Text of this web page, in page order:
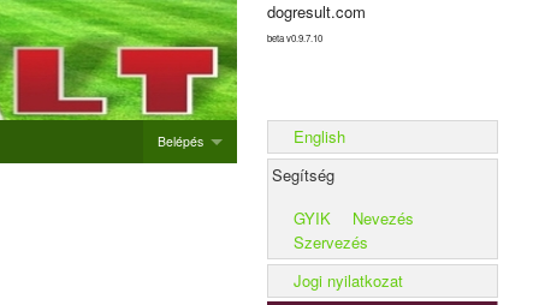
dogresult.com
beta v0.9.7.10
Belépés
Új rendezvény hozzáadása
English
Segítség
GYIK
Nevezés
Szervezés
Jogi nyilatkozat